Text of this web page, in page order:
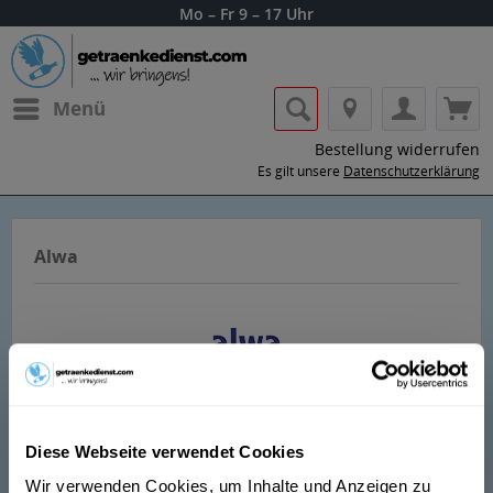
Diese Webseite verwendet Cookies
Wir verwenden Cookies, um Inhalte und Anzeigen zu
Mo – Fr 9 – 17 Uhr
Menü
Bestellung widerrufen
Es gilt unsere Datenschutzerklärung
Alwa
Büro liefern lassen.